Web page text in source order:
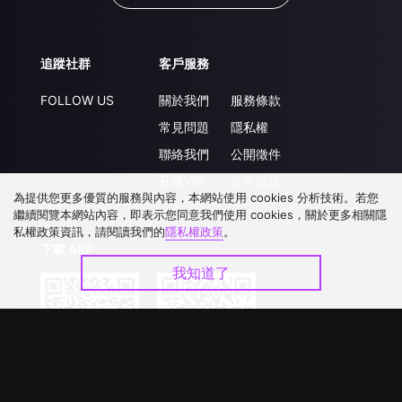
追蹤社群
FOLLOW US
客戶服務
關於我們
常見問題
聯絡我們
服務條款
隱私權
公開徵件
為提供您更多優質的服務與內容，本網站使用 cookies 分析技術。若您
繼續閱覽本網站內容，即表示您同意我們使用 cookies，關於更多相關隱
私權政策資訊，請閱讀我們的隱私權政策。
我知道了